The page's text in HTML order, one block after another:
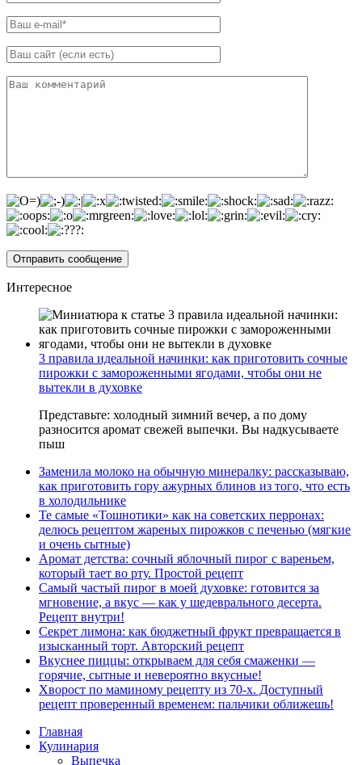
Интересное
3 правила идеальной начинки: как приготовить сочные
пирожки с замороженными ягодами, чтобы они не
вытекли в духовке
Представьте: холодный зимний вечер, а по дому
разносится аромат свежей выпечки. Вы надкусываете
пыш
Заменила молоко на обычную минералку: рассказываю,
как приготовить гору ажурных блинов из того, что есть
в холодильнике
Те самые «Тошнотики» как на советских перронах:
делюсь рецептом жареных пирожков с печенью (мягкие
и очень сытные)
Аромат детства: сочный яблочный пирог с вареньем,
который тает во рту. Простой рецепт
Самый частый пирог в моей духовке: готовится за
мгновение, а вкус — как у шедеврального десерта.
Рецепт внутри!
Секрет лимона: как бюджетный фрукт превращается в
изысканный торт. Авторский рецепт
Вкуснее пиццы: открываем для себя смаженки —
горячие, сытные и невероятно вкусные!
Хворост по маминому рецепту из 70-х. Доступный
рецепт проверенный временем: пальчики оближешь!
Главная
Кулинария
Выпечка